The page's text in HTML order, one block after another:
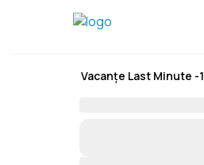
Vacanțe Last Minute -